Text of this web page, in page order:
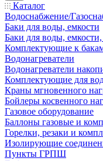
Каталог
Водоснабжение/
Баки для воды, емкости
Баки для воды,
Комплектующие к
Водонагреватели
Водонагреватели
Комплектующие для
Краны мгновенного
Бойлеры косвенного
Газовое оборудование
Баллоны газовые и
Горелки, резаки и
Изолирующие
Пункты ГРПШ